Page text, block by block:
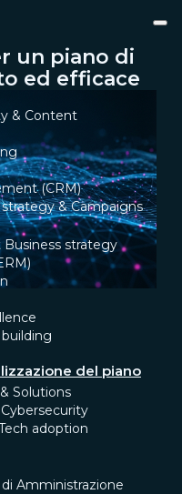
& Content
(CRM)
& Campaigns
Business strategy
Solutions
Cybersecurity
adoption
di Amministrazione
un piano di
ed efficace
del piano